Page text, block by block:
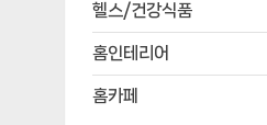
헬스/건강식품
홈인테리어
홈카페